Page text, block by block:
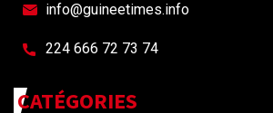
info@guineetimes.info
224 666 72 73 74
CATÉGORIES